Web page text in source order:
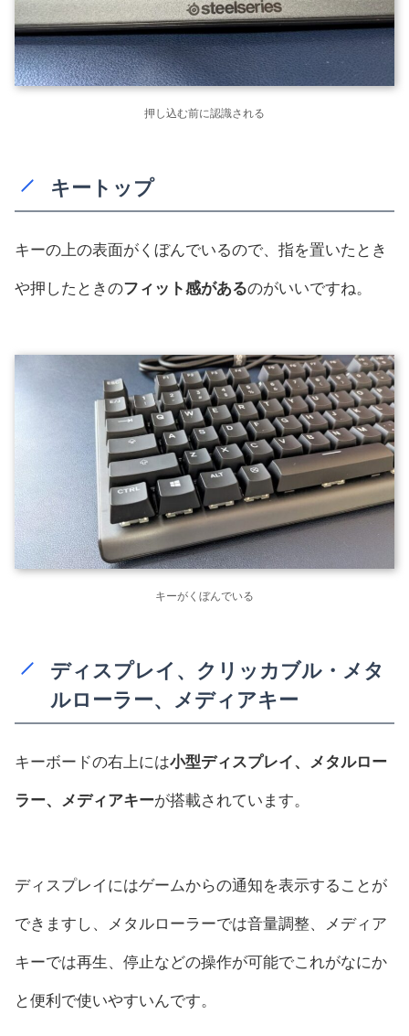
押し込む前に認識される
キートップ
キーの上の表面がくぼんでいるので、指を置いたとき
や押したときのフィット感があるのがいいですね。
キーがくぼんでいる
ディスプレイ、クリッカブル・メタ
ルローラー、メディアキー
キーボードの右上には小型ディスプレイ、メタルロー
ラー、メディアキーが搭載されています。
ディスプレイにはゲームからの通知を表示することが
できますし、メタルローラーでは音量調整、メディア
キーでは再生、停止などの操作が可能でこれがなにか
と便利で使いやすいんです。